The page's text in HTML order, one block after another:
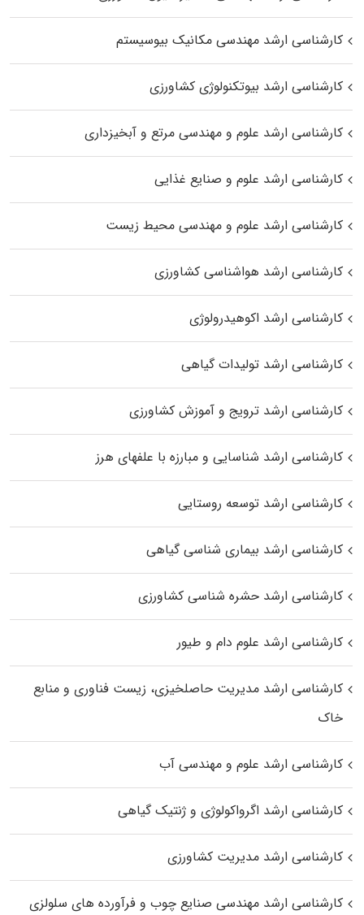
کارشناسی ارشد مهندسی مکانیک بیوسیستم
کارشناسی ارشد بیوتکنولوژی کشاورزی
کارشناسی ارشد علوم و مهندسی مرتع و آبخیزداری
کارشناسی ارشد علوم و صنایع غذایی
کارشناسی ارشد علوم و مهندسی محیط زیست
کارشناسی ارشد هواشناسی کشاورزی
کارشناسی ارشد اکوهیدرولوژی
کارشناسی ارشد تولیدات گیاهی
کارشناسی ارشد ترویج و آموزش کشاورزی
کارشناسی ارشد شناسایی و مبارزه با علفهای هرز
کارشناسی ارشد توسعه روستایی
کارشناسی ارشد بیماری‌ شناسی گیاهی
کارشناسی ارشد حشره‌ شناسی کشاورزی
کارشناسی ارشد علوم دام و طیور
کارشناسی ارشد مدیریت حاصلخیزی، زیست فناوری و منابع
خاک
کارشناسی ارشد علوم و مهندسی آب
کارشناسی ارشد اگرواکولوژی و ژنتیک گیاهی
کارشناسی ارشد مدیریت کشاورزی
کارشناسی ارشد مهندسی صنایع چوب و فرآورده‌ های سلولزی